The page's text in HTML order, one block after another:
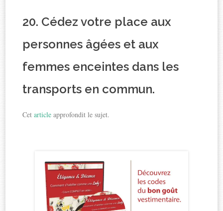
20. Cédez votre place aux
personnes âgées et aux
femmes enceintes dans les
transports en commun.
Cetarticleapprofondit le sujet.